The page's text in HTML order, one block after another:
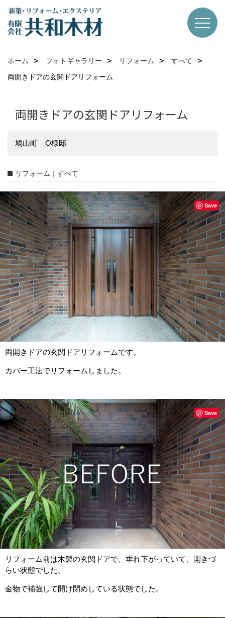
ホーム フォトギャラリー リフォーム
すべて
両開きドアの玄関ドアリフォーム
両開きドアの玄関ドアリフォーム
鳩山町 O様邸
リフォーム｜すべて
両開きドアの玄関ドアリフォームです。
カバー工法でリフォームしました。
Save
リフォーム前は木製の玄関ドアで、垂れ下がっていて、開きづ
らい状態でした。
金物で補強して開け閉めしている状態でした。
Save